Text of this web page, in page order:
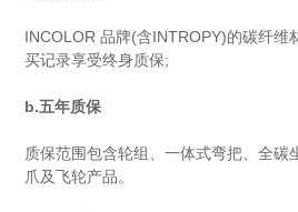
INCOLOR 品牌(含INTROPY)的碳纤维
买记录享受终身质保;
b.五年质保
质保范围包含轮组、一体式弯把、全碳
爪及飞轮产品。